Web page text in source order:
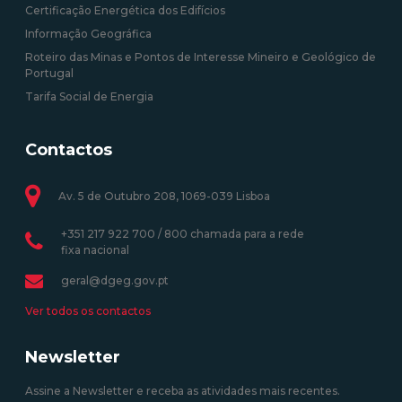
Certificação Energética dos Edifícios
Informação Geográfica
Roteiro das Minas e Pontos de Interesse Mineiro e Geológico de
Portugal
Tarifa Social de Energia
Contactos
Av. 5 de Outubro 208, 1069-039 Lisboa
+351 217 922 700 / 800 chamada para a rede
fixa nacional
geral@dgeg.gov.pt
Ver todos os contactos
Newsletter
Assine a Newsletter e receba as atividades mais recentes.